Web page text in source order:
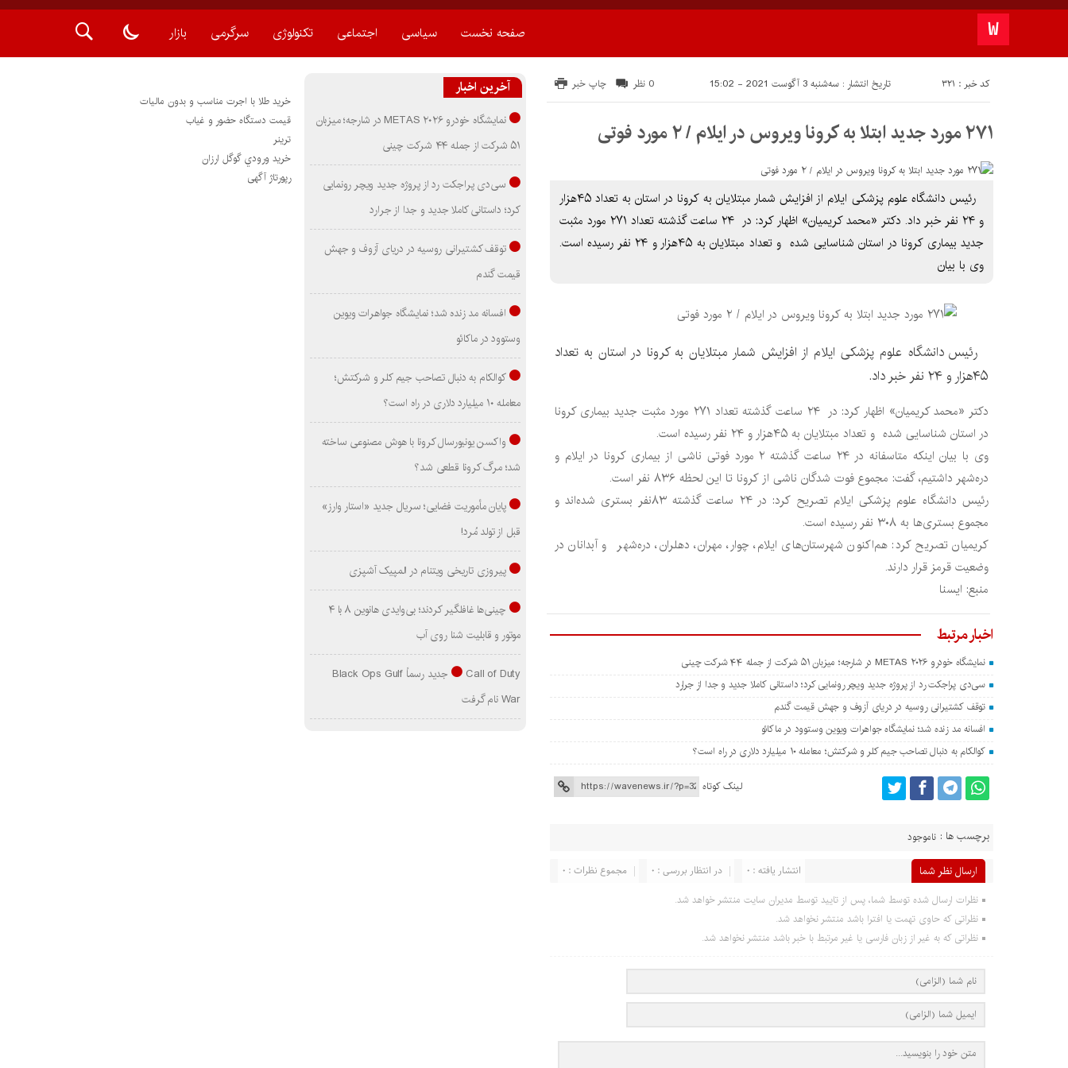
صفحه نخست سیاسی اجتماعی تکنولوژی سرگرمی بازار
تاریخ انتشار : سه‌شنبه 3 آگوست 2021 - 15:02 کد خبر : 321 چاپ خبر 0 نظر
۲۷۱ مورد جدید ابتلا به کرونا ویروس در ایلام / ۲ مورد فوتی
رئیس دانشگاه علوم پزشکی ایلام از افزایش شمار مبتلایان به کرونا در استان به تعداد ۴۵هزار
و ۲۴ نفر خبر داد. دکتر «محمد کریمیان» اظهار کرد: در ۲۴ ساعت گذشته تعداد ۲۷۱ مورد مثبت
جدید بیماری کرونا در استان شناسایی شده و تعداد مبتلایان به ۴۵هزار و ۲۴ نفر رسیده است.
وی با بیان
رئیس دانشگاه علوم پزشکی ایلام از افزایش شمار مبتلایان به کرونا در استان به تعداد
۴۵هزار و ۲۴ نفر خبر داد.
دکتر «محمد کریمیان» اظهار کرد: در ۲۴ ساعت گذشته تعداد ۲۷۱ مورد مثبت جدید بیماری کرونا
در استان شناسایی شده و تعداد مبتلایان به ۴۵هزار و ۲۴ نفر رسیده است.
وی با بیان اینکه متاسفانه در ۲۴ ساعت گذشته ۲ مورد فوتی ناشی از بیماری کرونا در ایلام و
دره‌شهر داشتیم، گفت: مجموع فوت شدگان ناشی از کرونا تا این لحظه ۸۳۶ نفر است.
رئیس دانشگاه علوم پزشکی ایلام تصریح کرد: در ۲۴ ساعت گذشته ۸۳نفر بستری شده‌اند و
مجموع بستری‌ها به ۳۰۸ نفر رسیده است.
کریمیان تصریح کرد: هم‌اکنون شهرستان‌های ایلام، چوار، مهران، دهلران، دره‌شهر و آبدانان در
وضعیت قرمز قرار دارند.
منبع: ايسنا
اخبار مرتبط
نمایشگاه خودرو METAS ۲۰۲۶ در شارجه؛ میزبان ۵۱ شرکت از جمله ۴۴ شرکت چینی
سی‌دی پراجکت رد از پروژه جدید ویچر رونمایی کرد؛ داستانی کاملا جدید و جدا از جرارد
توقف کشتیرانی روسیه در دریای آزوف و جهش قیمت گندم
افسانه مد زنده شد؛ نمایشگاه جواهرات ویوین وستوود در ماکائو
کوالکام به دنبال تصاحب جیم کلر و شرکتش؛ معامله ۱۰ میلیارد دلاری در راه است؟
لینک کوتاه
برچسب ها : ناموجود
ارسال نظر شما مجموع نظرات : 0 در انتظار بررسی : 0 انتشار یافته : 0
نظرات ارسال شده توسط شما، پس از تایید توسط مدیران سایت منتشر خواهد شد.
نظراتی که حاوی تهمت یا افترا باشد منتشر نخواهد شد.
نظراتی که به غیر از زبان فارسی یا غیر مرتبط با خبر باشد منتشر نخواهد شد.
آخرین اخبار
نمایشگاه خودرو METAS ۲۰۲۶ در شارجه؛ میزبان
۵۱ شرکت از جمله ۴۴ شرکت چینی
سی‌دی پراجکت رد از پروژه جدید ویچر رونمایی
کرد؛ داستانی کاملا جدید و جدا از جرارد
توقف کشتیرانی روسیه در دریای آزوف و جهش
قیمت گندم
افسانه مد زنده شد؛ نمایشگاه جواهرات ویوین
وستوود در ماکائو
کوالکام به دنبال تصاحب جیم کلر و شرکتش؛
معامله ۱۰ میلیارد دلاری در راه است؟
واکسن یونیورسال کرونا با هوش مصنوعی ساخته
شد؛ مرگ کرونا قطعی شد؟
پایان مأموریت فضایی؛ سریال جدید «استار وارز»
قبل از تولد مُرد!
پیروزی تاریخی ویتنام در المپیک آشپزی
چینی‌ها غافلگیر کردند؛ بی‌وایدی هانوین ۸ با ۴
موتور و قابلیت شنا روی آب
Call of Duty جدید رسماً Black Ops Gulf
War نام گرفت
خرید طلا با اجرت مناسب و بدون مالیات
قیمت دستگاه حضور و غیاب
ترينر
خريد ورودي گوگل ارزان
رپورتاژ آگهی